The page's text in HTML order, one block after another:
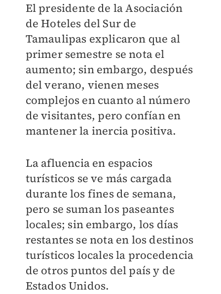
El presidente de la Asociación
de Hoteles del Sur de
Tamaulipas explicaron que al
primer semestre se nota el
aumento; sin embargo, después
del verano, vienen meses
complejos en cuanto al número
de visitantes, pero confían en
mantener la inercia positiva.
La afluencia en espacios
turísticos se ve más cargada
durante los fines de semana,
pero se suman los paseantes
locales; sin embargo, los días
restantes se nota en los destinos
turísticos locales la procedencia
de otros puntos del país y de
Estados Unidos.